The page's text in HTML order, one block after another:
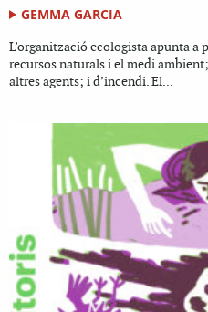
GEMMA GARCIA
L’organització ecologista apunta a
recursos naturals i el medi
altres agents; i d’incendi. El...